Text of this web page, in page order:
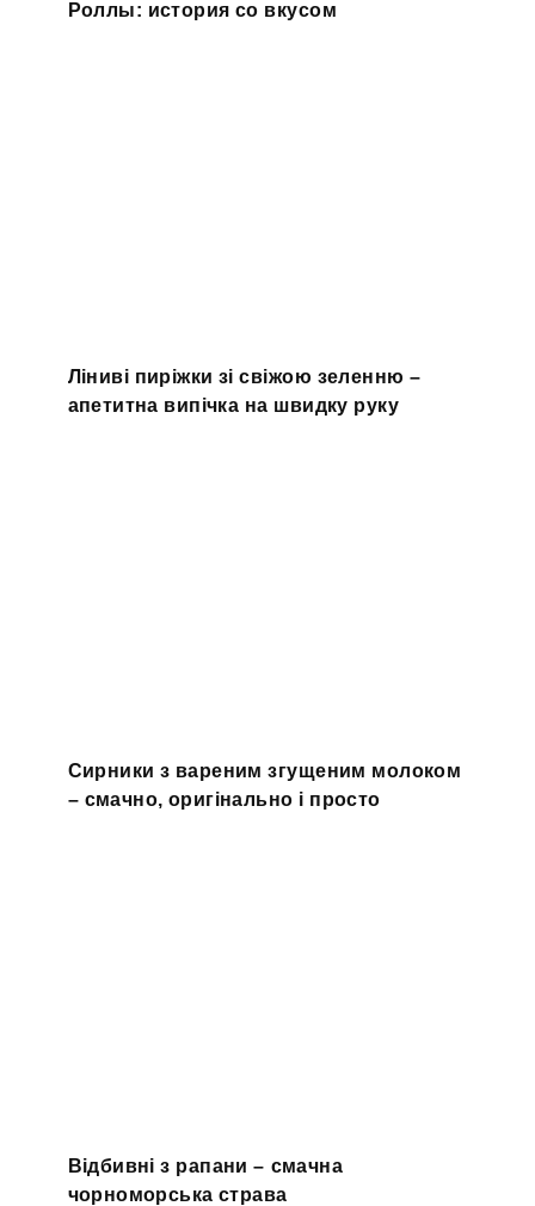
Роллы: история со вкусом
Ліниві пиріжки зі свіжою зеленню –
апетитна випічка на швидку руку
Сирники з вареним згущеним молоком
– смачно, оригінально і просто
Відбивні з рапани – смачна
чорноморська страва